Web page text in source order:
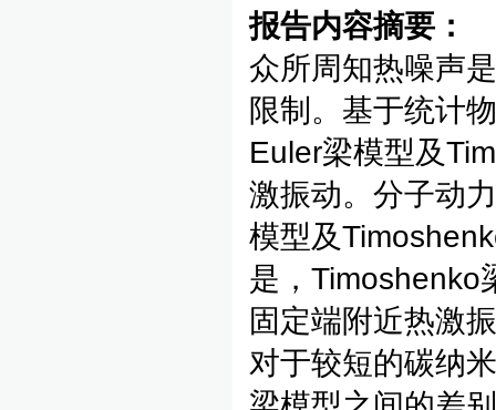
报告内容摘要：
众所周知热噪声
限制。基于统计
Euler梁模型及
激振动。分子动
模型及
是，Timoshenko
固定端附近热激
对于较短的碳纳